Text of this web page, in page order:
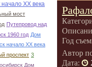
ХХ века
мост
Путепровод над
1960 год Дом
начало ХХ века
проспект 3
Дом
Год
Автор
Дата: